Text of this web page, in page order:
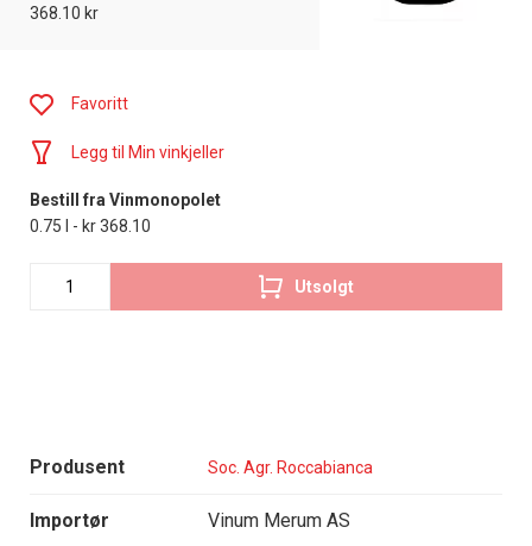
368.10 kr
Produsent Soc. Agr. Roccabianca
Importør Vinum Merum AS
Favoritt
Legg til Min vinkjeller
Bestill fra Vinmonopolet
0.75 l - kr 368.10
Utsolgt